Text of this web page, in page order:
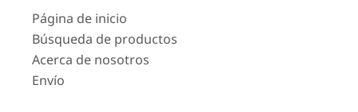
Página de inicio
Búsqueda de productos
Acerca de nosotros
Envío